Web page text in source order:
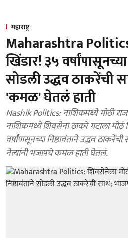
महाराष्ट्र
Maharashtra
खिंडार! ३५
सोडली उद्धव ठाकरेंची
'कमळ' घेतलं हाती
Nashik Politics: नाशिकमध्ये मोठी
नाशिकमध्ये शिवसेना ठाकरे गटाला
वर्षांपासूनच्या निष्ठावंताने उद्धव
नेत्यांनी भजापचे कमळ हाती घेतलं.